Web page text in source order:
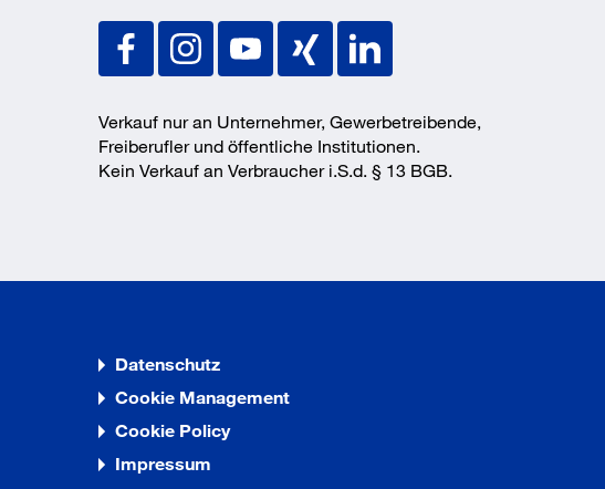
Verkauf nur an Unternehmer, Gewerbetreibende,
Freiberufler und öffentliche Institutionen.
Kein Verkauf an Verbraucher i.S.d. § 13 BGB.
Datenschutz
Cookie Management
Cookie Policy
Impressum